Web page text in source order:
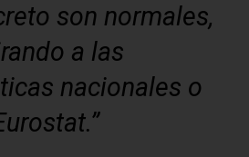
son normales,
a las
nacionales o